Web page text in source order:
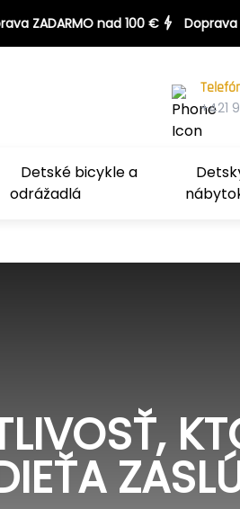
Doprava ZADARMO nad 100 €
+421
Detské bicykle a
odrážadlá